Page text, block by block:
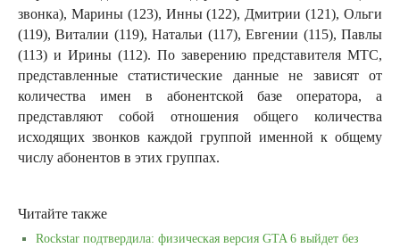
звонка), Марины (123), Инны (122), Дмитрии (121), Ольги
(119), Виталии (119), Натальи (117), Евгении (115), Павлы
(113) и Ирины (112). По заверению представителя МТС,
представленные статистические данные не зависят от
количества имен в абонентской базе оператора, а
представляют собой отношения общего количества
исходящих звонков каждой группой именной к общему
числу абонентов в этих группах.
Читайте также
Rockstar подтвердила: физическая версия GTA 6 выйдет без